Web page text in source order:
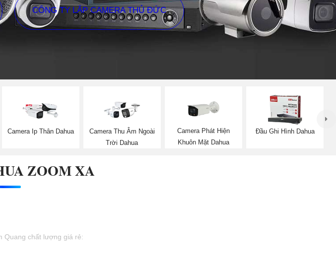
CÔNG TY LẮP CAMERA THỦ ĐỨC
Camera Ip Thân Dahua
Camera Thu Âm Ngoài
Trời Dahua
Camera Phát Hiện
Khuôn Mặt Dahua
Đầu Ghi Hình Dahua
ZOOM XA
Quang chất lượng giá rẻ: